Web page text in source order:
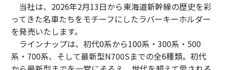
お問い合わせ・FAQ
特産品や名産品たちを産地からみなさまのもとへお届けするサ
当社は、 2026年2月13日から東海道新幹線の歴史を彩
ってきた名車たちをモチーフにしたラバーキーホルダー
を発売いたします。
ラインナップは、初代0系から100系・300系・ 500
系・ 700系、そして最新型N700Sまでの全6種類。初代